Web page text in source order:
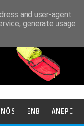
ENB ANEPC
and user-agent
generate usage